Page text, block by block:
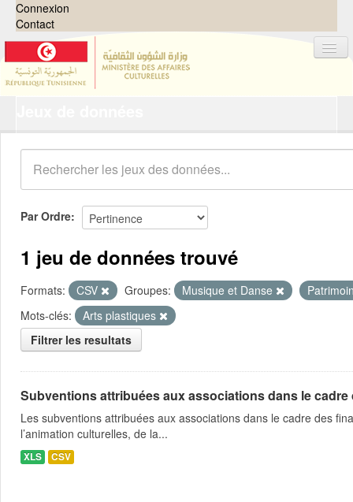
Connexion
Contact
Organisations
Groupes
Demandes 0
À propos
Par Ordre
1 jeu de données trouvé
Formats: CSV Groupes: Musique et Danse
Mots-clés:
Arts plastiques
Filtrer les resultats
Subventions attribuées aux associations dans le
Les subventions attribuées aux associations dans le cadre des
l’animation culturelles, de la...
XLS CSV